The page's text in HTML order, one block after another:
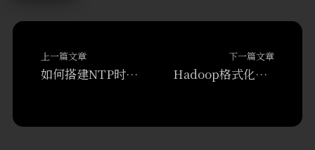
上一篇文章
如何搭建NTP时间同步服务器
下一篇文章
Hadoop格式化HDFS的方法 && 格式化后datenode进程无法启动的解决方法